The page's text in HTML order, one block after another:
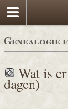
Genealogie
Wat is
dagen)